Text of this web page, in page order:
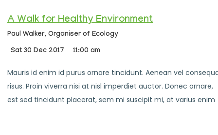
A Walk for Healthy Environment
Paul Walker, Organiser of Ecology
Sat 30 Dec 2017 11:00 am
Mauris id enim id purus ornare tincidunt. Aenean vel
risus. Proin viverra nisi at nisl imperdiet auctor. Donec ornare,
est sed tincidunt placerat, sem mi suscipit mi, at varius enim